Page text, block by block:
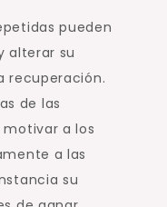
pueden
alterar su
recuperación.
de las
a los
a las
su